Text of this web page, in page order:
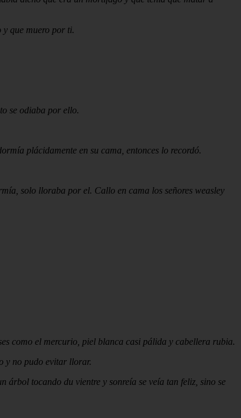
y que muero por ti.
se odiaba por ello.
plácidamente en su cama, entonces lo recordó.
solo lloraba por el. Callo en cama los señores weasley
como el mercurio, piel blanca casi pálida y cabellera rubia.
y no pudo evitar llorar.
árbol tocando du vientre y sonreía se veía tan feliz, sino se